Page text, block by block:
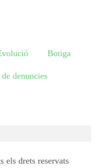
Botiga
denuncies
els drets reservats